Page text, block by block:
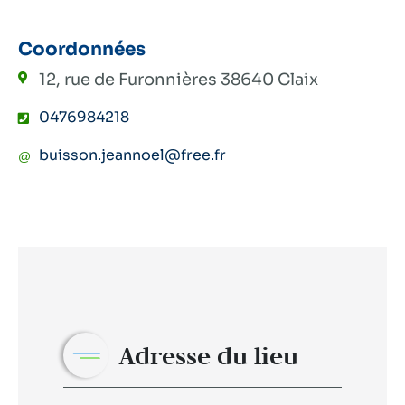
Coordonnées
12, rue de Furonnières 38640 Claix
0476984218
buisson.jeannoel@free.fr
Adresse du lieu